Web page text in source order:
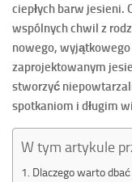
ciepłych barw jesieni.
wspólnych chwil z
nowego,
zaprojektowanym
stworzyć
spotkaniom i długim
W tym artykule
Dlaczego warto